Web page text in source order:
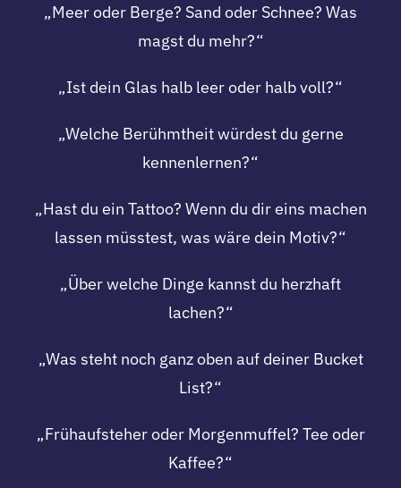
„Meer oder Berge? Sand oder Schnee? Was
magst du mehr?“
„Ist dein Glas halb leer oder halb voll?“
„Welche Berühmtheit würdest du gerne
kennenlernen?“
„Hast du ein Tattoo? Wenn du dir eins machen
lassen müsstest, was wäre dein Motiv?“
„Über welche Dinge kannst du herzhaft
lachen?“
„Was steht noch ganz oben auf deiner Bucket
List?“
„Frühaufsteher oder Morgenmuffel? Tee oder
Kaffee?“